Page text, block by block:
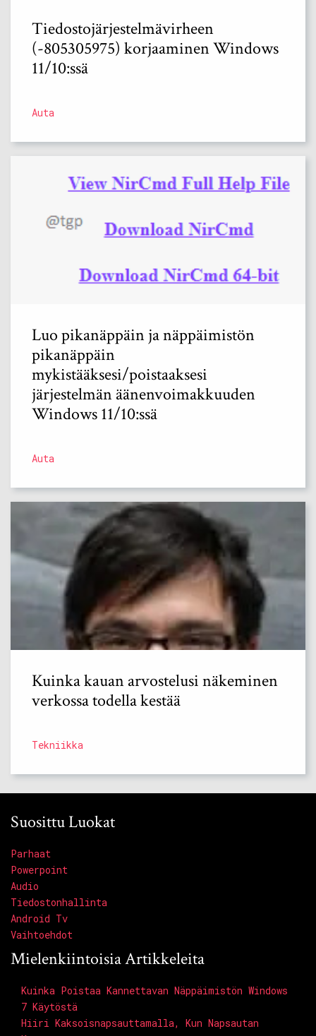
Tiedostojärjestelmävirheen
(-805305975) korjaaminen Windows
11/10:ssä
Auta
Luo pikanäppäin ja näppäimistön
pikanäppäin
mykistääksesi/poistaaksesi
järjestelmän äänenvoimakkuuden
Windows 11/10:ssä
Auta
Kuinka kauan arvostelusi näkeminen
verkossa todella kestää
Tekniikka
Suosittu Luokat
Parhaat
Powerpoint
Audio
Tiedostonhallinta
Android Tv
Vaihtoehdot
Mielenkiintoisia Artikkeleita
Kuinka Poistaa Kannettavan Näppäimistön Windows
7 Käytöstä
Hiiri Kaksoisnapsauttamalla, Kun Napsautan